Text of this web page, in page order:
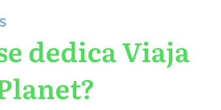
dedica Viaja